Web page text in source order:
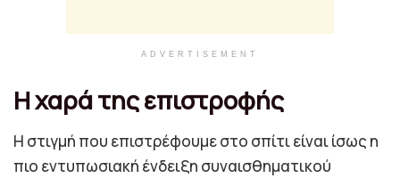
ADVERTISEMENT
Η χαρά της επιστροφής
Η στιγμή που επιστρέφουμε στο σπίτι είναι ίσως η
πιο εντυπωσιακή ένδειξη συναισθηματικού